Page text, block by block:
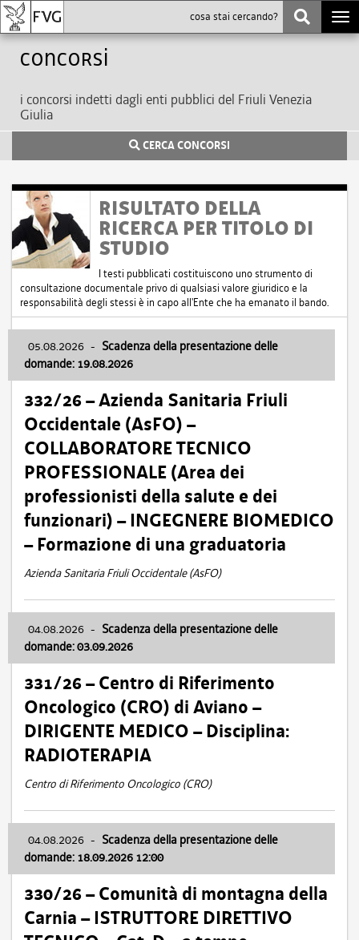
Concorsi
i concorsi indetti dagli enti pubblici del Friuli Venezia
Giulia
CERCA CONCORSI
RISULTATO DELLA
RICERCA PER TITOLO DI
STUDIO
I testi pubblicati costituiscono uno strumento di
consultazione documentale privo di qualsiasi valore giuridico e la
responsabilità degli stessi è in capo all'Ente che ha emanato il bando.
05.08.2026 - Scadenza della presentazione delle
domande: 19.08.2026
332/26 – Azienda Sanitaria Friuli
Occidentale (AsFO) –
COLLABORATORE TECNICO
PROFESSIONALE (Area dei
professionisti della salute e dei
funzionari) – INGEGNERE BIOMEDICO
– Formazione di una graduatoria
Azienda Sanitaria Friuli Occidentale (AsFO)
04.08.2026 - Scadenza della presentazione delle
domande: 03.09.2026
331/26 – Centro di Riferimento
Oncologico (CRO) di Aviano –
DIRIGENTE MEDICO – Disciplina:
RADIOTERAPIA
Centro di Riferimento Oncologico (CRO)
04.08.2026 - Scadenza della presentazione delle
domande: 18.09.2026 12:00
330/26 – Comunità di montagna della
Carnia – ISTRUTTORE DIRETTIVO